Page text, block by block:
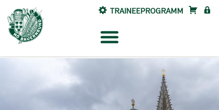
TRAINEEPROGRAMM SHOP